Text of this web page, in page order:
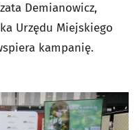
Demianowicz,
Urzędu Miejskiego
kampanię.